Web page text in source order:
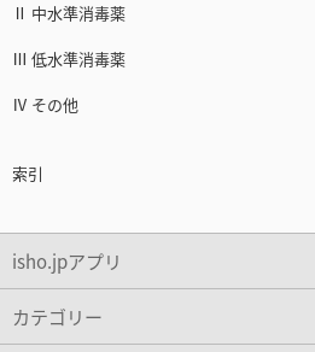
Ⅱ 中水準消毒薬
Ⅲ 低水準消毒薬
Ⅳ その他
索引
isho.jpアプリ
カテゴリー